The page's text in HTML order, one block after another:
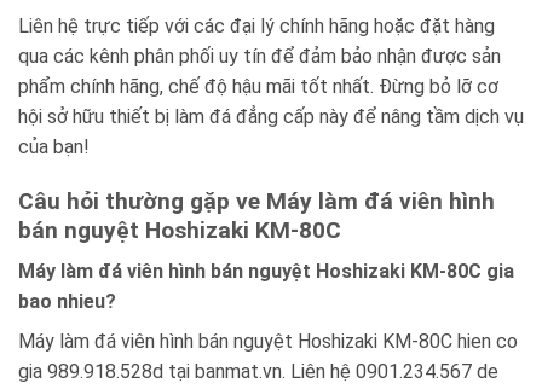
Liên hệ trực tiếp với các đại lý chính hãng hoặc đặt hàng
qua các kênh phân phối uy tín để đảm bảo nhận được sản
phẩm chính hãng, chế độ hậu mãi tốt nhất. Đừng bỏ lỡ cơ
hội sở hữu thiết bị làm đá đẳng cấp này để nâng tầm dịch vụ
của bạn!
Câu hỏi thường gặp ve Máy làm đá viên hình
bán nguyệt Hoshizaki KM-80C
Máy làm đá viên hình bán nguyệt Hoshizaki KM-80C gia
bao nhieu?
Máy làm đá viên hình bán nguyệt Hoshizaki KM-80C hien co
gia 989.918.528d tại banmat.vn. Liên hệ 0901.234.567 de